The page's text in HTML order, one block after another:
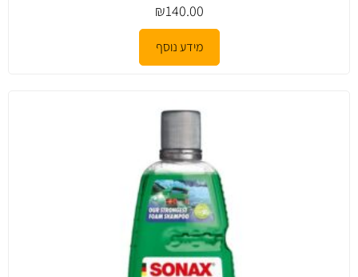
₪140.00
מידע נוסף